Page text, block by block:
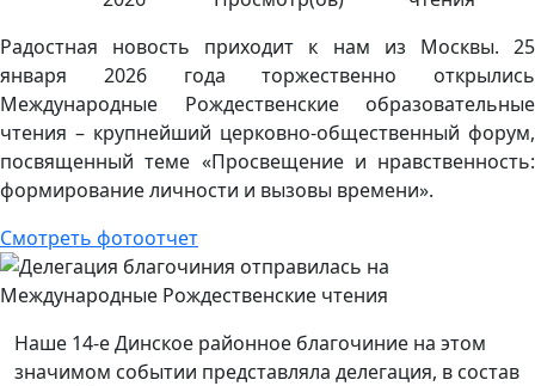
Радостная новость приходит к нам из Москвы. 25
января 2026 года торжественно открылись
Международные Рождественские образовательные
чтения – крупнейший церковно-общественный форум,
посвященный теме «Просвещение и нравственность:
формирование личности и вызовы времени».
Смотреть фотоотчет
Наше 14-е Динское районное благочиние на этом
значимом событии представляла делегация, в состав